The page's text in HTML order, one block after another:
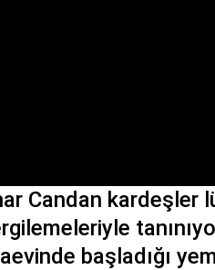
Candan kardeşler
başladığı